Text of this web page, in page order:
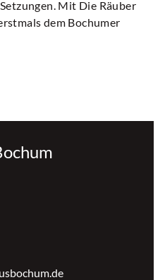
Mit Die Räuber
dem Bochumer